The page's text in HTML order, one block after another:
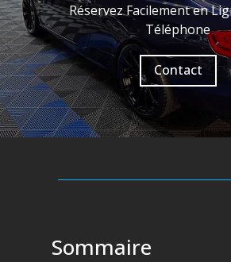
Réservez Facilement en
Téléphone
Contact
Sommaire